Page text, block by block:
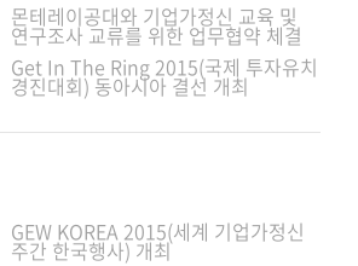
몬테레이공대와 기업가정신 교육 및
연구조사 교류를 위한 업무협약 체결
Get In The Ring 2015(국제 투자유치
경진대회) 동아시아 결선 개최
GEW KOREA 2015(세계 기업가정신
주간 한국행사) 개최